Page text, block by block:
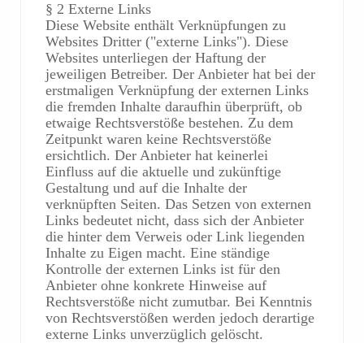
§ 2 Externe Links
Diese Website enthält Verknüpfungen zu
Websites Dritter ("externe Links"). Diese
Websites unterliegen der Haftung der
jeweiligen Betreiber. Der Anbieter hat bei der
erstmaligen Verknüpfung der externen Links
die fremden Inhalte daraufhin überprüft, ob
etwaige Rechtsverstöße bestehen. Zu dem
Zeitpunkt waren keine Rechtsverstöße
ersichtlich. Der Anbieter hat keinerlei
Einfluss auf die aktuelle und zukünftige
Gestaltung und auf die Inhalte der
verknüpften Seiten. Das Setzen von externen
Links bedeutet nicht, dass sich der Anbieter
die hinter dem Verweis oder Link liegenden
Inhalte zu Eigen macht. Eine ständige
Kontrolle der externen Links ist für den
Anbieter ohne konkrete Hinweise auf
Rechtsverstöße nicht zumutbar. Bei Kenntnis
von Rechtsverstößen werden jedoch derartige
externe Links unverzüglich gelöscht.